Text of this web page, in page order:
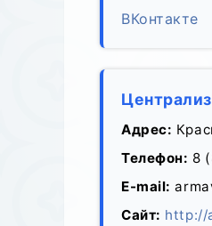
ВКонтакте
Адрес:
Телефон: 8
E-mail:
Сайт: http://